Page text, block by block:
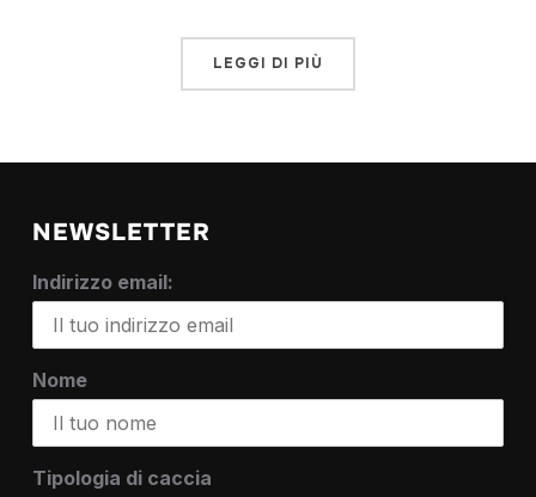
LEGGI DI PIÙ
NEWSLETTER
Indirizzo email:
Nome
Tipologia di caccia